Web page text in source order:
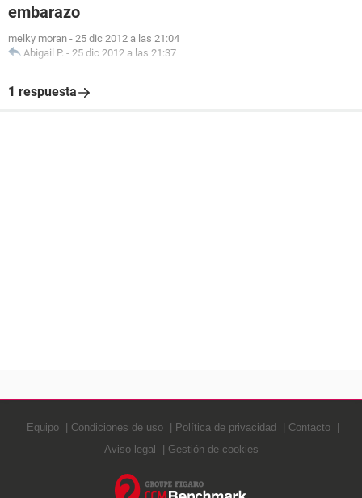
embarazo
melky moran - 25 dic 2012 a las 21:04
Abigail P. - 25 dic 2012 a las 21:37
1 respuesta
Equipo Condiciones de uso Política de privacidad
Contacto
Aviso legal
Gestión de cookies